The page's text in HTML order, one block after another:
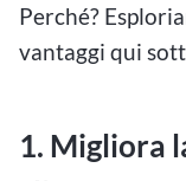
Perché?
vantaggi qui
1. Migliora